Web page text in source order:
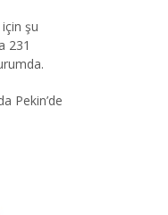
şu
231
Pekin’de